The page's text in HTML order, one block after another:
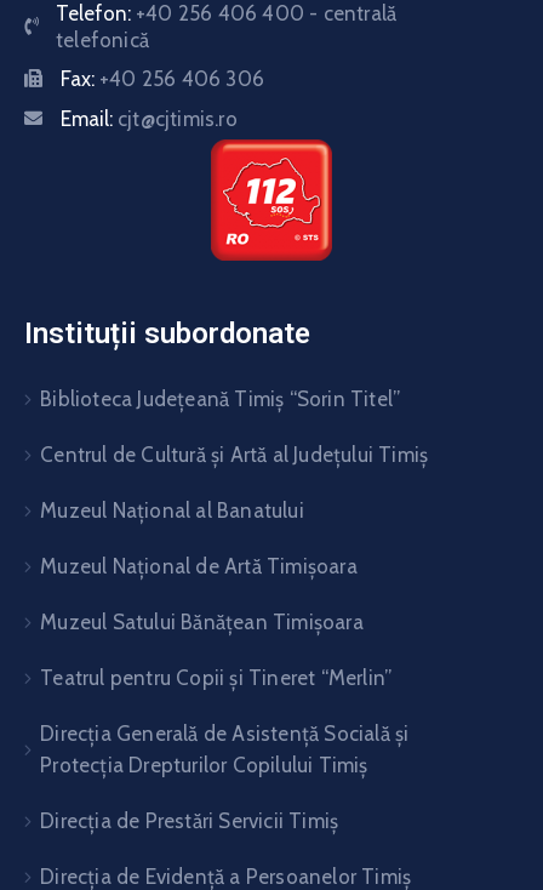
Telefon: +40 256 406 400 - centrală
telefonică
Fax: +40 256 406 306
Email: cjt@cjtimis.ro
Instituții subordonate
Biblioteca Judeţeană Timiş “Sorin Titel”
Centrul de Cultură şi Artă al Judeţului Timiş
Muzeul Național al Banatului
Muzeul Național de Artă Timişoara
Muzeul Satului Bănăţean Timişoara
Teatrul pentru Copii şi Tineret “Merlin”
Direcția Generală de Asistență Socială și
Protecția Drepturilor Copilului Timiș
Direcţia de Prestări Servicii Timiş
Direcţia de Evidenţă a Persoanelor Timiş